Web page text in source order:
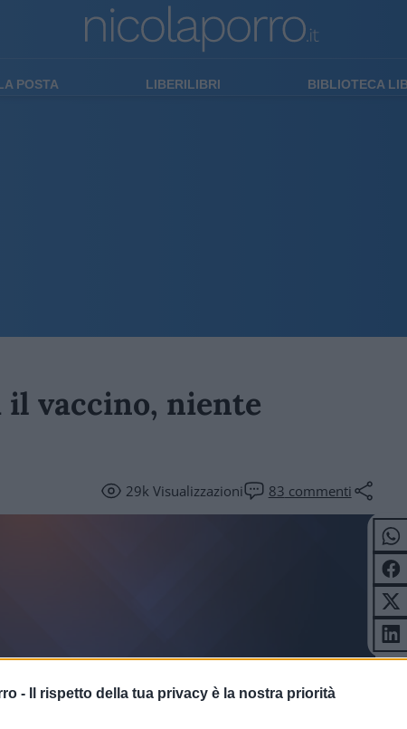
- Il rispetto della tua privacy è la nostra priorità
POSTA LIBERILIBRI BIBLIOTECA
il vaccino, niente
29kVisualizzazioni 83 commenti